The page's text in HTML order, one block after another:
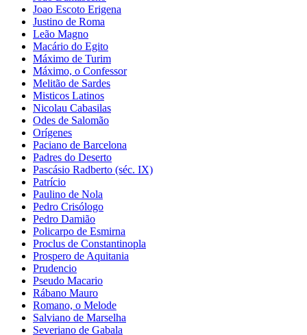
Joao Escoto Erigena
Justino de Roma
Leão Magno
Macário do Egito
Máximo de Turim
Máximo, o Confessor
Melitão de Sardes
Misticos Latinos
Nicolau Cabasilas
Odes de Salomão
Orígenes
Paciano de Barcelona
Padres do Deserto
Pascásio Radberto (séc. IX)
Patrício
Paulino de Nola
Pedro Crisólogo
Pedro Damião
Policarpo de Esmirna
Proclus de Constantinopla
Prospero de Aquitania
Prudencio
Pseudo Macario
Rábano Mauro
Romano, o Melode
Salviano de Marselha
Severiano de Gabala